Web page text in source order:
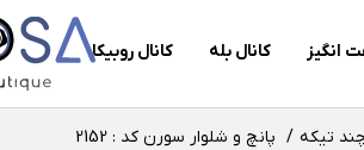
انگیز کانال بله کانال روبیکا
تیکه پانچ و شلوار سورن کد : 2152